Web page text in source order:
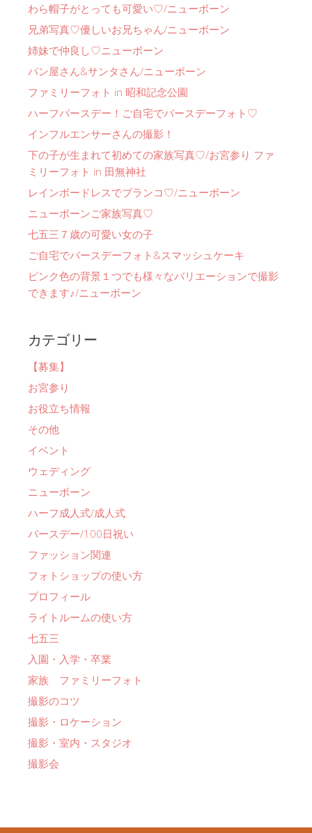
わら帽子がとっても可愛い♡/ニューボーン
兄弟写真♡優しいお兄ちゃん/ニューボーン
姉妹で仲良し♡ニューボーン
パン屋さん&サンタさん/ニューボーン
ファミリーフォト in 昭和記念公園
ハーフバースデー！ご自宅でバースデーフォト♡
インフルエンサーさんの撮影！
下の子が生まれて初めての家族写真♡/お宮参り ファ
ミリーフォト in 田無神社
レインボードレスでブランコ♡/ニューボーン
ニューボーンご家族写真♡
七五三７歳の可愛い女の子
ご自宅でバースデーフォト&スマッシュケーキ
ピンク色の背景１つでも様々なバリエーションで撮影
できます♪/ニューボーン
カテゴリー
【募集】
お宮参り
お役立ち情報
その他
イベント
ウェディング
ニューボーン
ハーフ成人式/成人式
バースデー/100日祝い
ファッション関連
フォトショップの使い方
プロフィール
ライトルームの使い方
七五三
入園・入学・卒業
家族 ファミリーフォト
撮影のコツ
撮影・ロケーション
撮影・室内・スタジオ
撮影会